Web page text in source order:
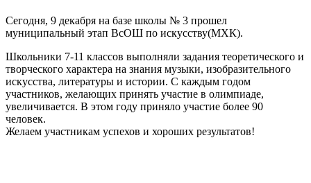
Сегодня, 9 декабря на базе школы № 3 прошел
муниципальный этап ВсОШ по искусству(МХК).
Школьники 7-11 классов выполняли задания теоретического и
творческого характера на знания музыки, изобразительного
искусства, литературы и истории. С каждым годом
участников, желающих принять участие в олимпиаде,
увеличивается. В этом году приняло участие более 90
человек.
Желаем участникам успехов и хороших результатов!